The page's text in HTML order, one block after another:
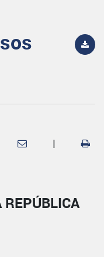
|
REPÚBLICA